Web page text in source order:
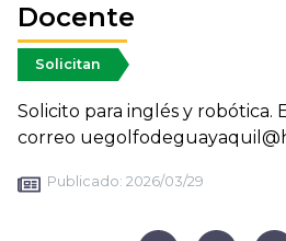
Docente
Solicitan
Solicito para inglés y robótica.
correo
Publicado: 2026/03/29